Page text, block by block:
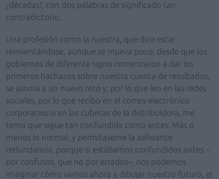
¿décadas?, con dos palabras de significado tan
contradictorio.
Una profesión como la nuestra, que dice estar
reinventándose, aunque se mueva poco, desde que los
gobiernos de diferente signo comenzaron a dar los
primeros hachazos sobre nuestra cuenta de resultados,
se asoma a un nuevo reto y, por lo que leo en las redes
sociales, por lo que recibo en el correo electrónico
corporativo o en las cubetas de la distribuidora, me
temo que sigue tan confundida como antes. Más o
menos lo normal, y permítaseme la asfixiante
redundancia, porque si estábamos confundidos antes –
por confusos, que no por errados–, nos podemos
imaginar cómo vamos ahora a dibujar nuestro futuro, el